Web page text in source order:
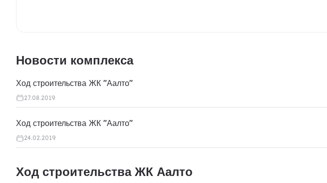
Новости комплекса
Ход строительства ЖК "Аалто"
27.08.2019
Ход строительства ЖК "Аалто"
24.02.2019
Ход строительства ЖК Аалто